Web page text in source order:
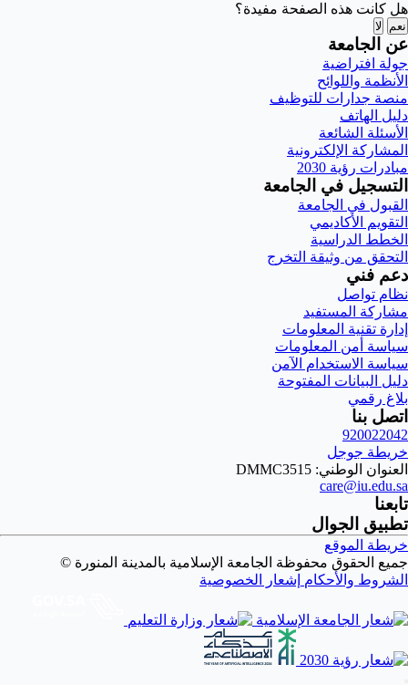
هل كانت هذه الصفحة مفيدة؟
نعم لا
عن الجامعة
جولة افتراضية
الأنظمة واللوائح
منصة جدارات للتوظيف
دليل الهاتف
الأسئلة الشائعة
المشاركة الإلكترونية
مبادرات رؤية 2030
التسجيل في الجامعة
القبول في الجامعة
التقويم الأكاديمي
الخطط الدراسية
التحقق من وثيقة التخرج
دعم فني
نظام تواصل
مشاركة المستفيد
إدارة تقنية المعلومات
سياسة أمن المعلومات
سياسة الاستخدام الآمن
دليل البيانات المفتوحة
بلاغ رقمي
اتصل بنا
920022042
خريطة جوجل
العنوان الوطني: DMMC3515
care@iu.edu.sa
تابعنا
تطبيق الجوال
خريطة الموقع
جميع الحقوق محفوظة الجامعة الإسلامية بالمدينة المنورة ©
الشروط والأحكام إشعار الخصوصية